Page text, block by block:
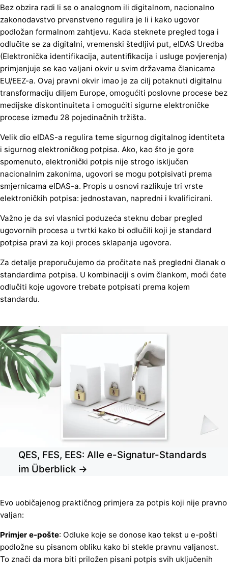
Bez obzira radi li se o analognom ili digitalnom, nacionalno
zakonodavstvo prvenstveno regulira je li i kako ugovor
podložan formalnom zahtjevu. Kada steknete pregled toga i
odlučite se za digitalni, vremenski štedljivi put, eIDAS Uredba
(Elektronička identifikacija, autentifikacija i usluge povjerenja)
primjenjuje se kao valjani okvir u svim državama članicama
EU/EEZ-a. Ovaj pravni okvir imao je za cilj potaknuti digitalnu
transformaciju diljem Europe, omogućiti poslovne procese bez
medijske diskontinuiteta i omogućiti sigurne elektroničke
procese između 28 pojedinačnih tržišta.
Velik dio eIDAS-a regulira teme sigurnog digitalnog identiteta
i sigurnog elektroničkog potpisa. Ako, kao što je gore
spomenuto, elektronički potpis nije strogo isključen
nacionalnim zakonima, ugovori se mogu potpisivati prema
smjernicama eIDAS-a. Propis u osnovi razlikuje tri vrste
elektroničkih potpisa: jednostavan, napredni i kvalificirani.
Važno je da svi vlasnici poduzeća steknu dobar pregled
ugovornih procesa u tvrtki kako bi odlučili koji je standard
potpisa pravi za koji proces sklapanja ugovora.
Za detalje preporučujemo da pročitate naš pregledni članak o
standardima potpisa. U kombinaciji s ovim člankom, moći ćete
odlučiti koje ugovore trebate potpisati prema kojem
standardu.
QES, FES, EES: Alle e-Signatur-Standards
im Überblick →
Evo uobičajenog praktičnog primjera za potpis koji nije pravno
valjan:
Primjer e-pošte: Odluke koje se donose kao tekst u e-pošti
podložne su pisanom obliku kako bi stekle pravnu valjanost.
To znači da mora biti priložen pisani potpis svih uključenih